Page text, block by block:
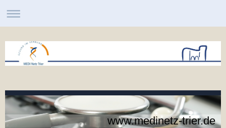
www.medinetz-trier.de